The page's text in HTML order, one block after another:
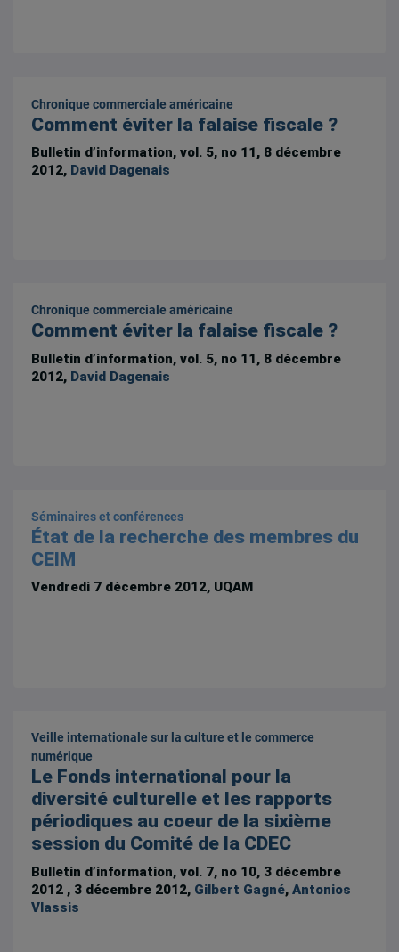
Chronique commerciale américaine
Comment éviter la falaise fiscale ?
Bulletin d’information, vol. 5, no 11, 8 décembre
2012, David Dagenais
Chronique commerciale américaine
Comment éviter la falaise fiscale ?
Bulletin d’information, vol. 5, no 11, 8 décembre
2012, David Dagenais
Séminaires et conférences
État de la recherche des membres du
CEIM
Vendredi 7 décembre 2012, UQAM
Veille internationale sur la culture et le commerce
numérique
Le Fonds international pour la
diversité culturelle et les rapports
périodiques au coeur de la sixième
session du Comité de la CDEC
Bulletin d’information, vol. 7, no 10, 3 décembre
2012 , 3 décembre 2012, Gilbert Gagné,Antonios
Vlassis